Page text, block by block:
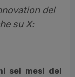
del
su X:
sei mesi del